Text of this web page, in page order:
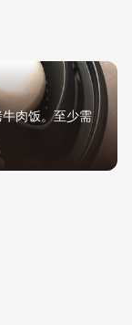
肉饭。至少需